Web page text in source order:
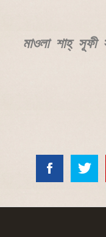
মাওলা শাহ্‌